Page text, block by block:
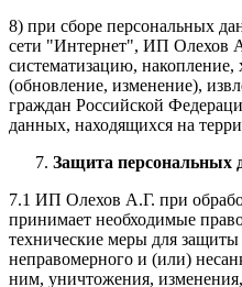
8) при сборе персональных
сети "Интернет", ИП Олехов
систематизацию, накопление,
(обновление, изменение),
граждан Российской
данных, находящихся на
Защита персональных
7.1 ИП Олехов А.Г. при
принимает необходимые
технические меры для
неправомерного и (или)
ним, уничтожения,